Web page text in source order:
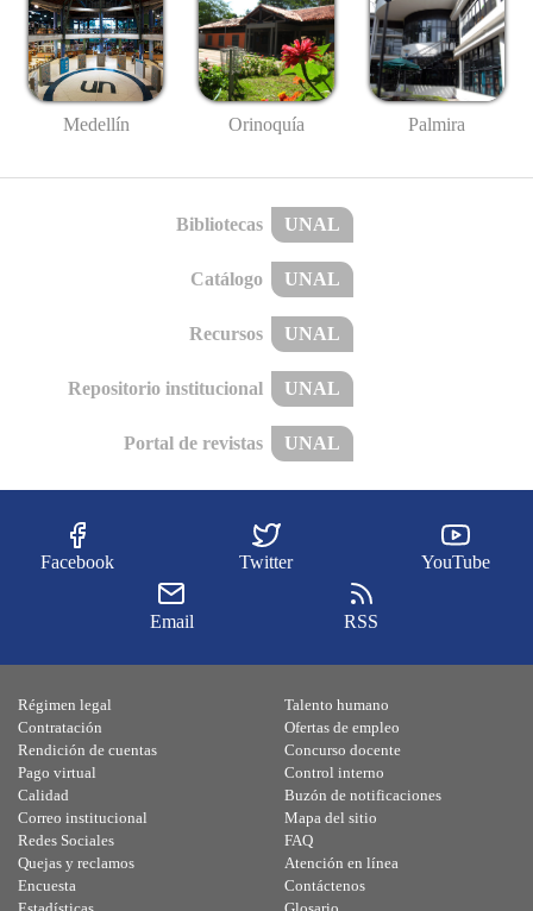
Medellín Orinoquía Palmira
Bibliotecas UNAL
Catálogo UNAL
Recursos UNAL
Repositorio institucional UNAL
Portal de revistas UNAL
Facebook Twitter YouTube
Email RSS
Régimen legal
Contratación
Rendición de cuentas
Pago virtual
Calidad
Talento humano
Ofertas de empleo
Concurso docente
Control interno
Buzón de notificaciones
Correo institucional
Redes Sociales
Quejas y reclamos
Encuesta
Mapa del sitio
FAQ
Atención en línea
Contáctenos